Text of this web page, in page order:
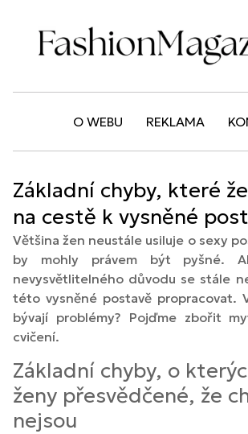
O WEBU REKLAMA
Základní chyby, které
na cestě k vysněné
Většina žen neustále usiluje o sexy
by mohly právem být pyšné.
nevysvětlitelného důvodu se stále
této vysněné postavě propracovat.
bývají problémy? Pojďme zbořit
cvičení.
Základní chyby, o
ženy přesvědčené, že
nejsou